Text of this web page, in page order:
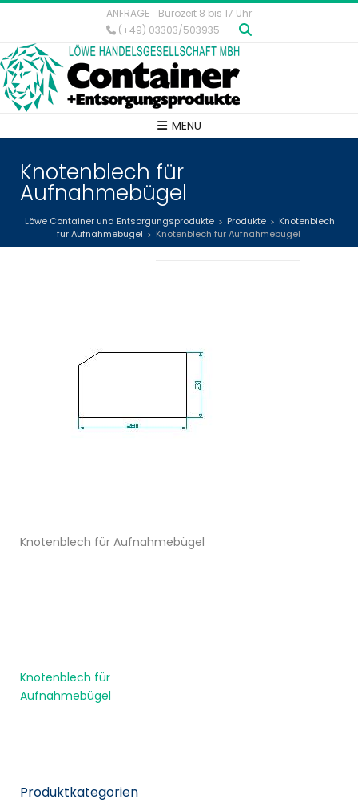
ANFRAGE
Bürozeit 8 bis 17 Uhr
(+49) 03303/503935
MENU
Knotenblech für
Aufnahmebügel
Löwe Container und Entsorgungsprodukte > Produkte > Knotenblech
für Aufnahmebügel > Knotenblech für Aufnahmebügel
Knotenblech für Aufnahmebügel
Knotenblech für
Aufnahmebügel
Produktkategorien